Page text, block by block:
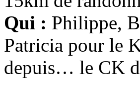
Qui : Philippe,
Patricia pour le
depuis… le CK